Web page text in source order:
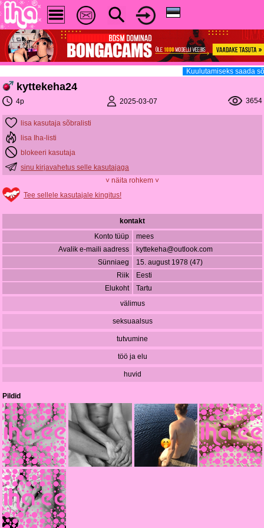
Kuulutamiseks saada
kyttekeha24
4p 2025-03-07 3654
lisa kasutaja sõbralisti
lisa Iha-listi
blokeeri kasutaja
sinu kirjavahetus selle kasutajaga
˅ näita rohkem ˅
Tee sellele kasutajale kingitus!
kontakt
Konto tüüp
mees
Avalik e-maili aadress
kyttekeha@outlook.com
Sünniaeg
15. august 1978 (47)
Riik
Eesti
Elukoht
Tartu
välimus
seksuaalsus
tutvumine
töö ja elu
huvid
Pildid